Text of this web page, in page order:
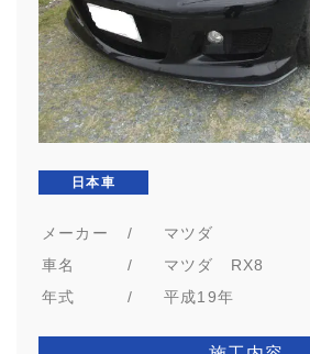
日本車
メーカー /
マツダ
車名
/
マツダ RX8
年式
/ 平成19年